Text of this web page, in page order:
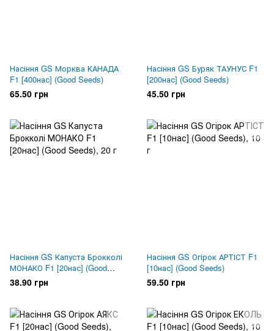
Насіння GS Морква КАНАДА
F1 [400нас] (Good Seeds)
65.50 грн
Насіння GS Буряк ТАУНУС F1
[200нас] (Good Seeds)
45.50 грн
Насіння GS Капуста Брокколі
МОНАКО F1 [20нас] (Good
Seeds)
38.90 грн
Насіння GS Огірок АРТІСТ F1
[10нас] (Good Seeds)
59.50 грн